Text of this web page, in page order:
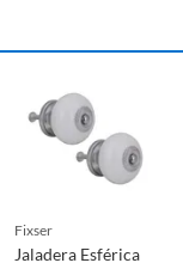
fixser
Jaladera Esférica